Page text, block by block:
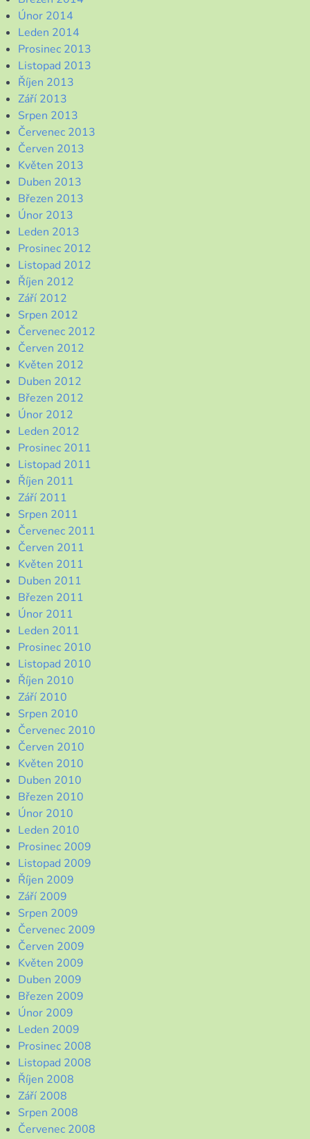
Únor 2014
Leden 2014
Prosinec 2013
Listopad 2013
Říjen 2013
Září 2013
Srpen 2013
Červenec 2013
Červen 2013
Květen 2013
Duben 2013
Březen 2013
Únor 2013
Leden 2013
Prosinec 2012
Listopad 2012
Říjen 2012
Září 2012
Srpen 2012
Červenec 2012
Červen 2012
Květen 2012
Duben 2012
Březen 2012
Únor 2012
Leden 2012
Prosinec 2011
Listopad 2011
Říjen 2011
Září 2011
Srpen 2011
Červenec 2011
Červen 2011
Květen 2011
Duben 2011
Březen 2011
Únor 2011
Leden 2011
Prosinec 2010
Listopad 2010
Říjen 2010
Září 2010
Srpen 2010
Červenec 2010
Červen 2010
Květen 2010
Duben 2010
Březen 2010
Únor 2010
Leden 2010
Prosinec 2009
Listopad 2009
Říjen 2009
Září 2009
Srpen 2009
Červenec 2009
Červen 2009
Květen 2009
Duben 2009
Březen 2009
Únor 2009
Leden 2009
Prosinec 2008
Listopad 2008
Říjen 2008
Září 2008
Srpen 2008
Červenec 2008